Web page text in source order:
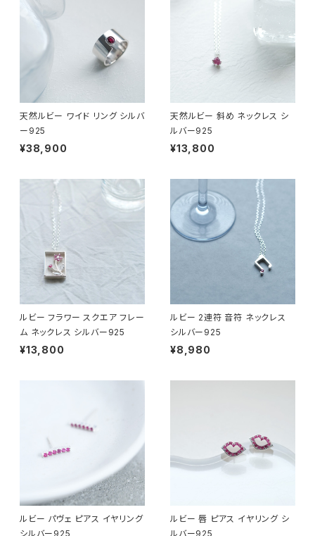
天然ルビー ワイド リング シルバ
ー925
¥38,900
天然ルビー 斜め ネックレス シ
ルバー925
¥13,800
ルビー フラワー スクエア フレー
ム ネックレス シルバー925
¥13,800
ルビー 2連符 音符 ネックレス
シルバー925
¥8,980
ルビー パヴェ ピアス イヤリング
シルバー925
ルビー 唇 ピアス イヤリング シ
ルバー925